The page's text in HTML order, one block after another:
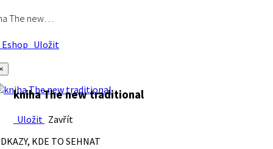
The new…
Uložit
kniha The new traditional
Uložit Zavřít
KDE TO SEHNAT